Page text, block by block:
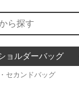
ョルダーバッグ
セカンドバッグ